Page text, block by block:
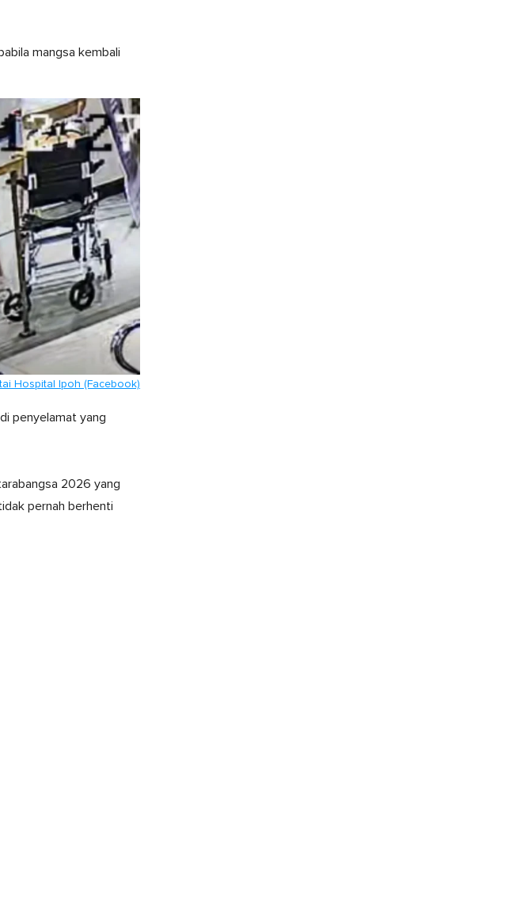
mangsa kembali
Hospital Ipoh (Facebook)
penyelamat yang
2026 yang
pernah berhenti